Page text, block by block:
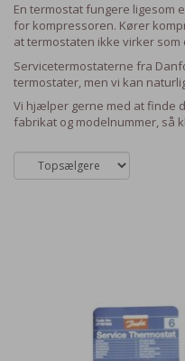
En termostat fungere ligesom
for kompressoren. Kører
at termostaten ikke virker som
Servicetermostaterne fra
termostater, men vi kan
Vi hjælper gerne med at finde
fabrikat og modelnummer, så